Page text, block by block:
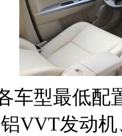
车型最低配
VVT发动